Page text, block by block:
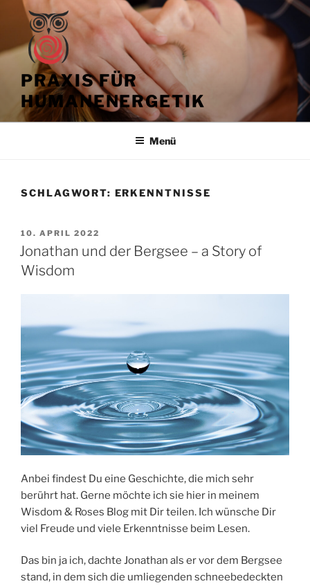
springen
PRAXIS FÜR
HUMANENERGETIK
Menü
SCHLAGWORT: ERKENNTNISSE
VERÖFFENTLICHT
AM
10. APRIL 2022
Jonathan und der Bergsee – a Story of
Wisdom
Anbei findest Du eine Geschichte, die mich sehr
berührt hat. Gerne möchte ich sie hier in meinem
Wisdom & Roses Blog mit Dir teilen. Ich wünsche Dir
viel Freude und viele Erkenntnisse beim Lesen.
Das bin ja ich, dachte Jonathan als er vor dem Bergsee
stand, in dem sich die umliegenden schneebedeckten